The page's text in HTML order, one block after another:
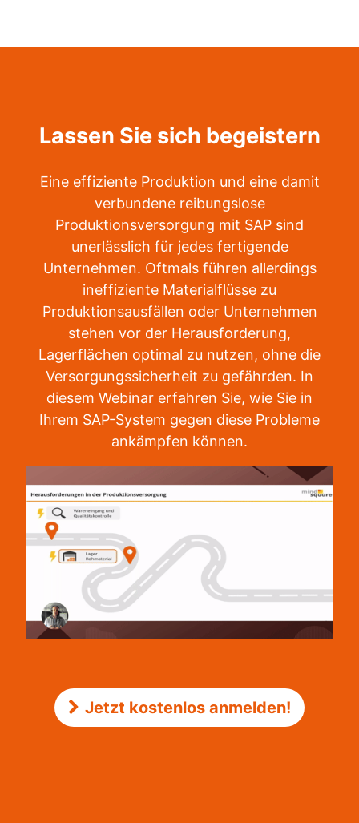
Lassen Sie sich begeistern
Eine effiziente Produktion und eine damit
verbundene reibungslose
Produktionsversorgung mit SAP sind
unerlässlich für jedes fertigende
Unternehmen. Oftmals führen allerdings
ineffiziente Materialflüsse zu
Produktionsausfällen oder Unternehmen
stehen vor der Herausforderung,
Lagerflächen optimal zu nutzen, ohne die
Versorgungssicherheit zu gefährden. In
diesem Webinar erfahren Sie, wie Sie in
Ihrem SAP-System gegen diese Probleme
ankämpfen können.
Jetzt kostenlos anmelden!